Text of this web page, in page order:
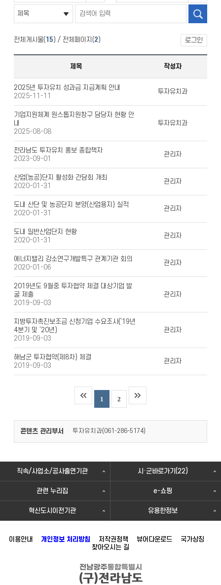
전체게시물( 15 ) / 전체페이지(2 ) 로그인
제목 작성자
2025년 투자유치 성과급 지급계획 안내
2025-11-11
투자유치과
기업지원체계 원스톱지원창구 담당자 현황 안
내
2025-08-08
투자유치과
전라남도 투자유치 홍보 종합책자
2023-09-01
관리자
산업(농공)단지 활성화 간담회 개최
2020-01-31
관리자
도내 산단 및 농공단지 분양(산업용지) 실적
2020-01-31
관리자
도내 일반산업단지 현황
2020-01-31
관리자
에너지밸리 강소연구개발특구 관계기관 회의
2020-01-06
관리자
2019년도 9월중 투자협약 체결 대상기업 발
굴 제출
2019-09-03
관리자
지방투자촉진보조금 신청기업 수요조사(’19년
4분기 및 ’20년)
2019-09-03
관리자
해남군 투자협약(제8차) 체결
2019-09-03
관리자
1 2
콘텐츠 관리부서 투자유치과(061-286-5174)
직속/사업소/공사출연기관 시·군바로가기(22)
관련 누리집 e-쇼핑
혁신도시이전기관 유용한정보
이용안내 개인정보 처리방침 저작권정책 뷰어다운로드
국가상징
찾아오시는 길